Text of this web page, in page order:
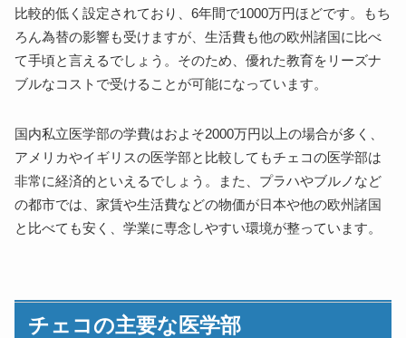
比較的低く設定されており、6年間で1000万円ほどです。もち
ろん為替の影響も受けますが、生活費も他の欧州諸国に比べ
て手頃と言えるでしょう。そのため、優れた教育をリーズナ
ブルなコストで受けることが可能になっています。
国内私立医学部の学費はおよそ2000万円以上の場合が多く、
アメリカやイギリスの医学部と比較してもチェコの医学部は
非常に経済的といえるでしょう。また、プラハやブルノなど
の都市では、家賃や生活費などの物価が日本や他の欧州諸国
と比べても安く、学業に専念しやすい環境が整っています。
チェコの主要な医学部